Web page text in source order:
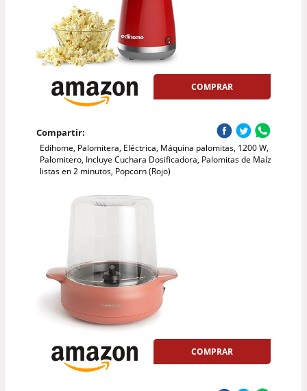
COMPRAR
Compartir:
Edihome, Palomitera, Eléctrica, Máquina palomitas, 1200 W,
Palomitero, Incluye Cuchara Dosificadora, Palomitas de Maíz
listas en 2 minutos, Popcorn (Rojo)
COMPRAR